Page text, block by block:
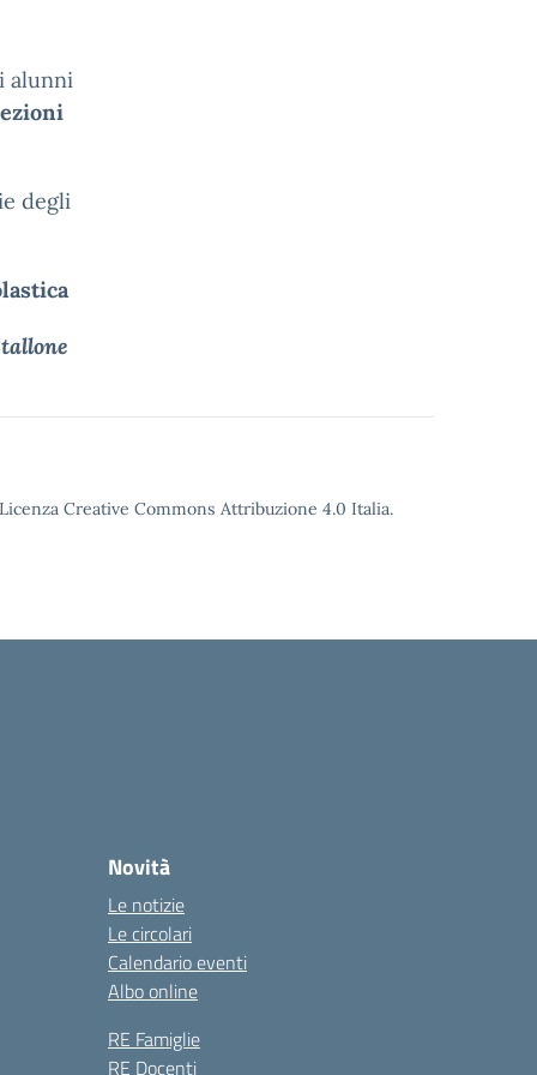
alunni
degli
Creative Commons Attribuzione 4.0 Italia.
Novità
Le notizie
Le circolari
Calendario eventi
Albo online
RE Famiglie
RE Docenti